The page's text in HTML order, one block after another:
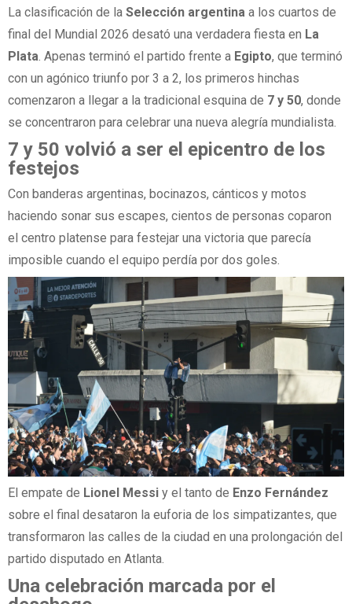
La clasificación de la Selección argentina a los cuartos de
final del Mundial 2026 desató una verdadera fiesta en La
Plata. Apenas terminó el partido frente a Egipto, que terminó
con un agónico triunfo por 3 a 2, los primeros hinchas
comenzaron a llegar a la tradicional esquina de 7 y 50, donde
se concentraron para celebrar una nueva alegría mundialista.
7 y 50 volvió a ser el epicentro de los
festejos
Con banderas argentinas, bocinazos, cánticos y motos
haciendo sonar sus escapes, cientos de personas coparon
el centro platense para festejar una victoria que parecía
imposible cuando el equipo perdía por dos goles.
El empate de Lionel Messi y el tanto de Enzo Fernández
sobre el final desataron la euforia de los simpatizantes, que
transformaron las calles de la ciudad en una prolongación del
partido disputado en Atlanta.
Una celebración marcada por el